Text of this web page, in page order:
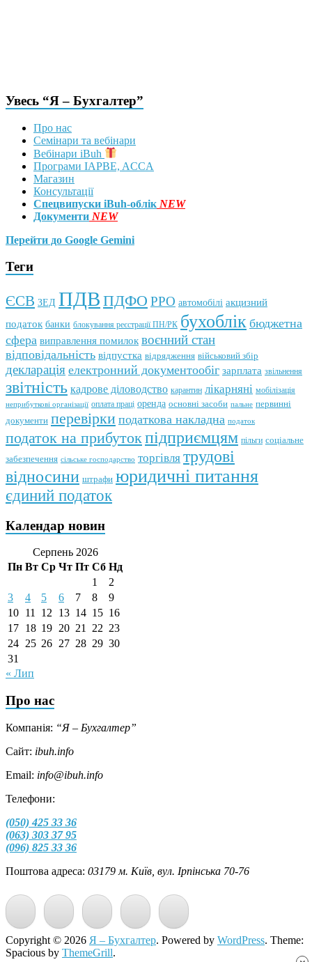
Увесь “Я – Бухгалтер”
Про нас
Семінари та вебінари
Вебінари iBuh
Програми IAPBE, ACCA
Магазин
Консультації
Спецвипуски iBuh-облік NEW
Документи NEW
Перейти до Google Gemini
Теги
ЄСВ ЗЕД ПДВ ПДФО РРО автомобілі акцизний
податок банки блокування реєстрації ПН/РК бухоблік бюджетна
сфера виправлення помилок воєнний стан
відповідальність відпустка відрядження військовий збір
декларація електронний документообіг зарплата звільнення
звітність кадрове діловодство карантин лікарняні мобілізація
неприбуткові організації оплата праці оренда основні засоби пальне первинні
документи перевірки податкова накладна податок
податок на прибутокпідприємцям пільги соціальне
забезпечення сільське господарство торгівля трудові
відносини штрафи юридичні питання
єдиний податок
Календар новин
Серпень 2026
Пн Вт Ср Чт Пт Сб Нд
1
2
3
4 5 6 7 8
9
10 11 12 13 14 15 16
17 18 19 20 21 22 23
24 25 26 27 28 29 30
31
« Лип
Про нас
Компанія: “Я – Бухгалтер”
Сайт: ibuh.info
Email: info@ibuh.info
Телефони:
(050) 425 33 36
(063) 303 37 95
(096) 825 33 36
Поштова адреса: 03179 м. Київ, вул. Ірпінська 70-76
Copyright © 2026 Я – Бухгалтер. Powered by WordPress. Theme:
Spacious by ThemeGrill.